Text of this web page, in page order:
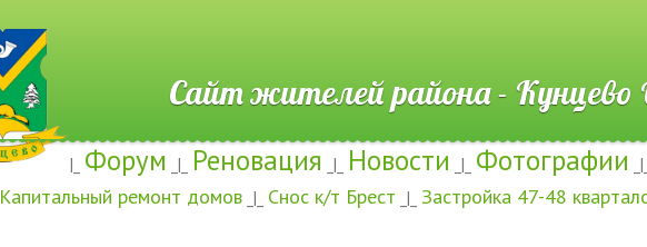
Сайт жителей района -
|_ Форум _|_ Реновация _|_ Новости _|_ Фотографии _|_
Капитальный ремонт домов _|_ Снос к/т Брест _|_ Застройка 47-48